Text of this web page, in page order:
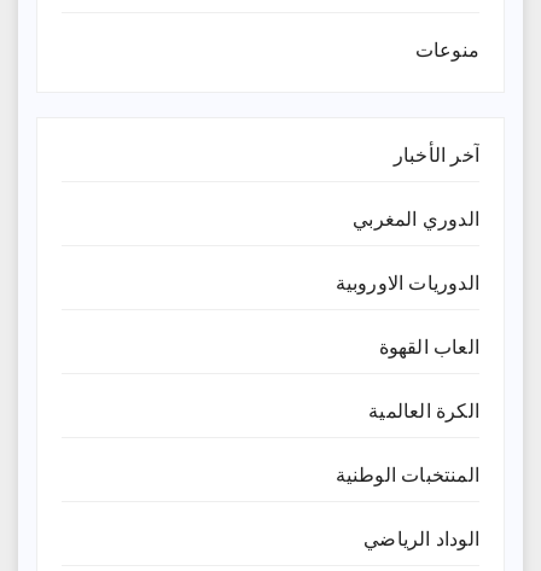
منوعات
آخر الأخبار
الدوري المغربي
الدوريات الاوروبية
العاب القهوة
الكرة العالمية
المنتخبات الوطنية
الوداد الرياضي